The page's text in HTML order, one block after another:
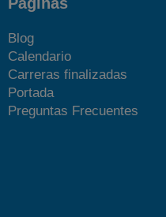
Blog
Calendario
Carreras finalizadas
Portada
Preguntas Frecuentes